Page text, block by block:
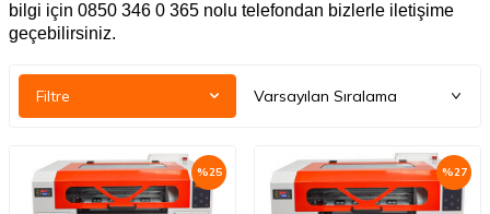
bilgi için 0850 346 0 365 nolu telefondan bizlerle iletişime
geçebilirsiniz.
Filtre
%25 %27